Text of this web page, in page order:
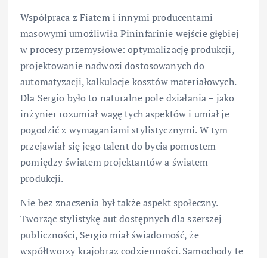
Współpraca z Fiatem i innymi producentami
masowymi umożliwiła Pininfarinie wejście głębiej
w procesy przemysłowe: optymalizację produkcji,
projektowanie nadwozi dostosowanych do
automatyzacji, kalkulacje kosztów materiałowych.
Dla Sergio było to naturalne pole działania – jako
inżynier rozumiał wagę tych aspektów i umiał je
pogodzić z wymaganiami stylistycznymi. W tym
przejawiał się jego talent do bycia pomostem
pomiędzy światem projektantów a światem
produkcji.
Nie bez znaczenia był także aspekt społeczny.
Tworząc stylistykę aut dostępnych dla szerszej
publiczności, Sergio miał świadomość, że
współtworzy krajobraz codzienności. Samochody te